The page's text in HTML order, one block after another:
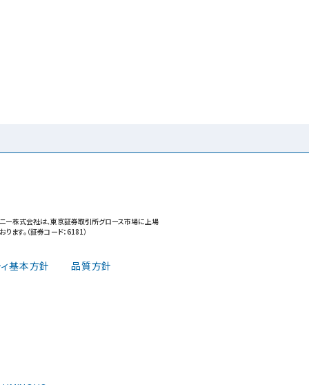
ー株式会社は、東京証券取引所グロース市場に上場
ります。（証券コード：6181）
基本方針
品質方針